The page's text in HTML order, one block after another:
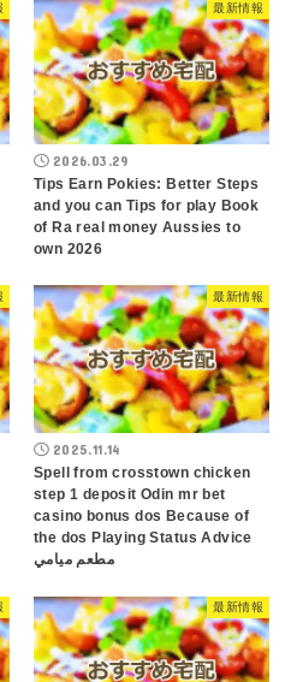
最新情報
2026.03.29
Tips Earn Pokies: Better Steps
and you can Tips for play Book
of Ra real money Aussies to
own 2026
最新情報
2025.11.14
Spell from crosstown chicken
step 1 deposit Odin mr bet
casino bonus dos Because of
the dos Playing Status Advice
مطعم ميامي
最新情報